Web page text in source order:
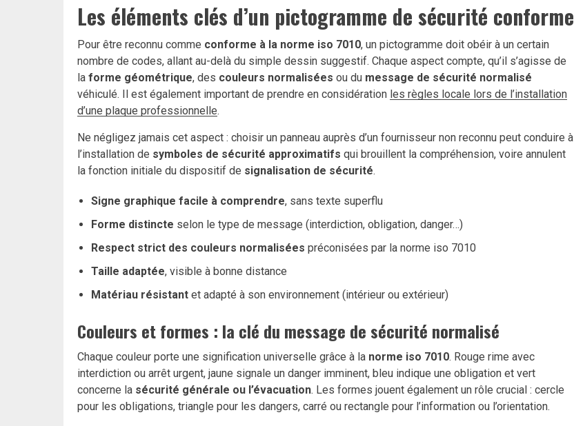
Les éléments clés d’un pictogramme de sécurité conforme
Pour être reconnu comme conforme à la norme iso 7010, un pictogramme doit obéir à un certain
nombre de codes, allant au-delà du simple dessin suggestif. Chaque aspect compte, qu’il s’agisse de
la forme géométrique, des couleurs normalisées ou du message de sécurité normalisé
véhiculé. Il est également important de prendre en considération les règles locale lors de l’installation
d’une plaque professionnelle.
Ne négligez jamais cet aspect : choisir un panneau auprès d’un fournisseur non reconnu peut conduire à
l’installation de symboles de sécurité approximatifs qui brouillent la compréhension, voire annulent
la fonction initiale du dispositif de signalisation de sécurité.
Signe graphique facile à comprendre, sans texte superflu
Forme distincte selon le type de message (interdiction, obligation, danger…)
Respect strict des couleurs normalisées préconisées par la norme iso 7010
Taille adaptée, visible à bonne distance
Matériau résistant et adapté à son environnement (intérieur ou extérieur)
Couleurs et formes : la clé du message de sécurité normalisé
Chaque couleur porte une signification universelle grâce à la norme iso 7010. Rouge rime avec
interdiction ou arrêt urgent, jaune signale un danger imminent, bleu indique une obligation et vert
concerne la sécurité générale ou l’évacuation. Les formes jouent également un rôle crucial : cercle
pour les obligations, triangle pour les dangers, carré ou rectangle pour l’information ou l’orientation.